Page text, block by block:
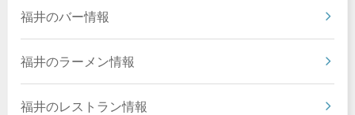
福井のバー情報
福井のラーメン情報
福井のレストラン情報